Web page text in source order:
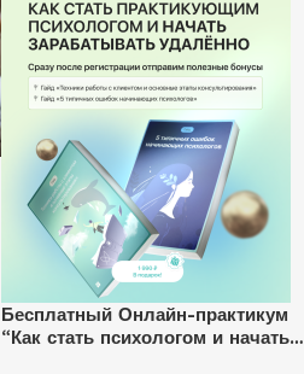
Бесплатный Онлайн-практикум
“Как стать психологом и начать